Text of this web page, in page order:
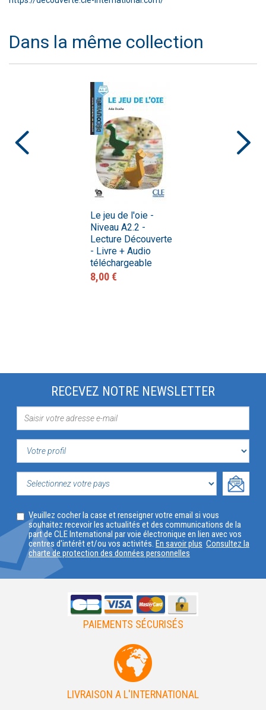
Dans la même collection
Le jeu de l'oie -
Niveau A2.2 -
Lecture Découverte
- Livre + Audio
téléchargeable
8,00 €
RECEVEZ NOTRE NEWSLETTER
VOTRE
PROFIL
VOTRE
PAYS
Veuillez cocher la case et renseigner votre email si vous
souhaitez recevoir les actualités et des communications de la
part de CLE International par voie électronique en lien avec vos
centres d'intérêt et/ou vos activités. En savoir plus Consultez la
charte de protection des données personnelles
PAIEMENTS SÉCURISÉS
LIVRAISON A L'INTERNATIONAL